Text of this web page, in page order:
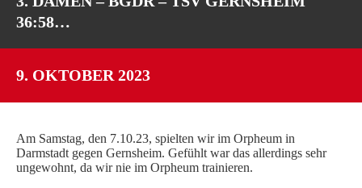
1. DAMEN
2. DAMEN
3. DAMEN
WU16-1
WU14-2
WU12
36:58…
9. OKTOBER 2023
Am Samstag, den 7.10.23, spielten wir im Orpheum in
Darmstadt gegen Gernsheim. Gefühlt war das allerdings sehr
ungewohnt, da wir nie im Orpheum trainieren.